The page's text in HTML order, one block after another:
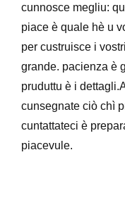
cunnosce megliu:
piace è quale hè u
per custruisce i
grande. pacienza è
pruduttu è i
cunsegnate ciò chì
cuntattateci è
piacevule.